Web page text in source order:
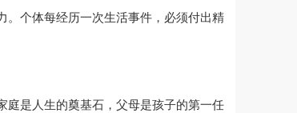
。个体每经历一次生活事件，必须付出精
庭是人生的奠基石，父母是孩子的第一任